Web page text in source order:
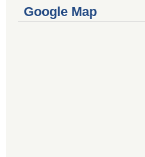
Google Map